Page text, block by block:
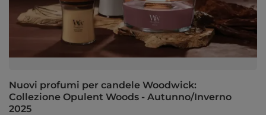
Nuovi profumi per candele Woodwick:
Collezione Opulent Woods - Autunno/Inverno
2025